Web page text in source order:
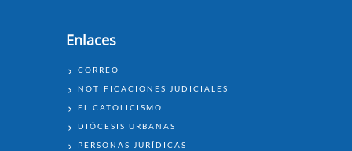
Enlaces
ENLACES
CORREO
NOTIFICACIONES JUDICIALES
EL CATOLICISMO
DIÓCESIS URBANAS
PERSONAS JURÍDICAS